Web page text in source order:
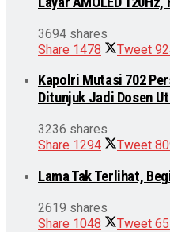
3694 shares
Share 1478 Tweet
Kapolri Mutasi 702
Ditunjuk Jadi Dosen
3236 shares
Share 1294 Tweet
Lama Tak Terlihat,
2619 shares
Share 1048 Tweet